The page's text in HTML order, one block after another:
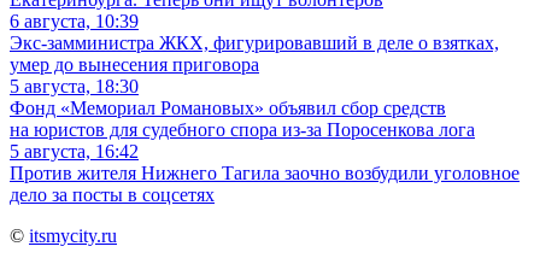
6 августа, 10:39
Экс-замминистра ЖКХ, фигурировавший в деле о взятках,
умер до вынесения приговора
5 августа, 18:30
Фонд «Мемориал Романовых» объявил сбор средств
на юристов для судебного спора из-за Поросенкова лога
5 августа, 16:42
Против жителя Нижнего Тагила заочно возбудили уголовное
дело за посты в соцсетях
© itsmycity.ru